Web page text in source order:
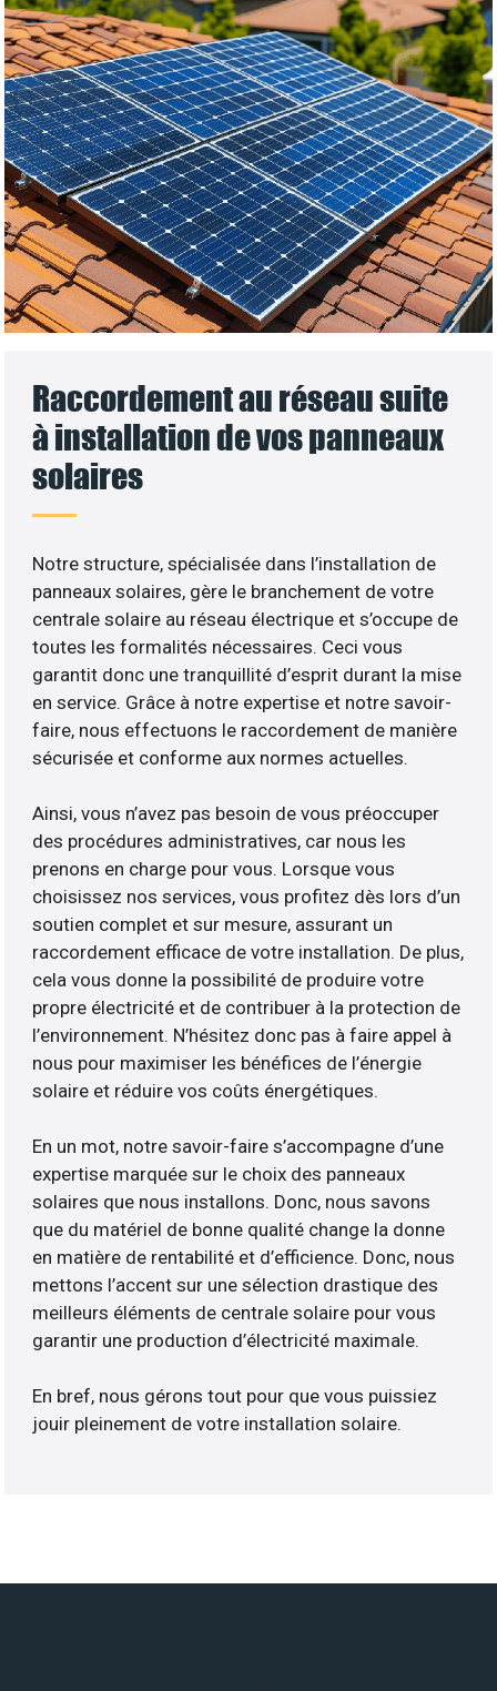
Raccordement au réseau suite
à installation de vos panneaux
solaires
Notre structure, spécialisée dans l’installation de
panneaux solaires, gère le branchement de votre
centrale solaire au réseau électrique et s’occupe de
toutes les formalités nécessaires. Ceci vous
garantit donc une tranquillité d’esprit durant la mise
en service. Grâce à notre expertise et notre savoir-
faire, nous effectuons le raccordement de manière
sécurisée et conforme aux normes actuelles.
Ainsi, vous n’avez pas besoin de vous préoccuper
des procédures administratives, car nous les
prenons en charge pour vous. Lorsque vous
choisissez nos services, vous profitez dès lors d’un
soutien complet et sur mesure, assurant un
raccordement efficace de votre installation. De plus,
cela vous donne la possibilité de produire votre
propre électricité et de contribuer à la protection de
l’environnement. N’hésitez donc pas à faire appel à
nous pour maximiser les bénéfices de l’énergie
solaire et réduire vos coûts énergétiques.
En un mot, notre savoir-faire s’accompagne d’une
expertise marquée sur le choix des panneaux
solaires que nous installons. Donc, nous savons
que du matériel de bonne qualité change la donne
en matière de rentabilité et d’efficience. Donc, nous
mettons l’accent sur une sélection drastique des
meilleurs éléments de centrale solaire pour vous
garantir une production d’électricité maximale.
En bref, nous gérons tout pour que vous puissiez
jouir pleinement de votre installation solaire.